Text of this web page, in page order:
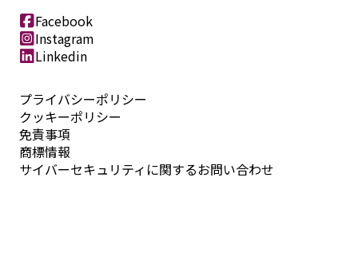
プライバシーポリシー
クッキーポリシー
免責事項
商標情報
サイバーセキュリティに関するお問い合わせ
Facebook
Instagram
Linkedin